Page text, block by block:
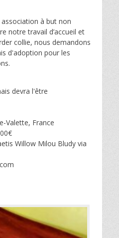
à but non
notre travail d’accueil et
collie, nous demandons
d'adoption pour les
devra l'être
Valette, France
Willow Milou Bludy via